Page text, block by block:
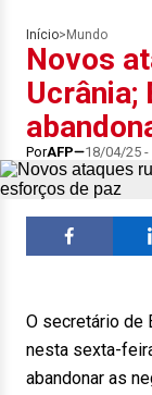
Início> Mundo
Novos
Ucrânia;
PorAFP 18/04/25 -
O secretário de
nesta sexta-
abandonar as